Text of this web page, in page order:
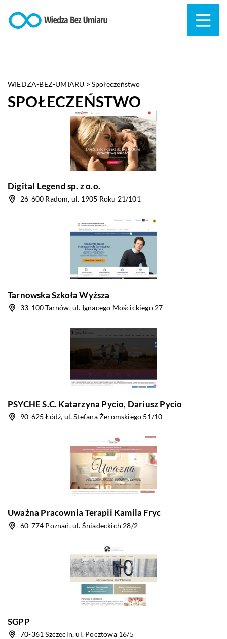
WIEDZA-BEZ-UMIARU >Społeczeństwo
SPOŁECZEŃSTWO
Digital Legend sp. z o.o.
26-600 Radom, ul. 1905 Roku 21/101
Tarnowska Szkoła Wyższa
33-100 Tarnów, ul. Ignacego Mościckiego 27
PSYCHE S.C. Katarzyna Pycio, Dariusz Pycio
90-625 Łódź, ul. Stefana Żeromskiego 51/10
Uważna Pracownia Terapii Kamila Fryc
60-774 Poznań, ul. Śniadeckich 28/2
SGPP
70-361 Szczecin, ul. Pocztowa 16/5